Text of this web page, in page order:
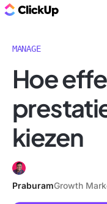
MANAGE
Hoe
kiezen
PraburamGrowth